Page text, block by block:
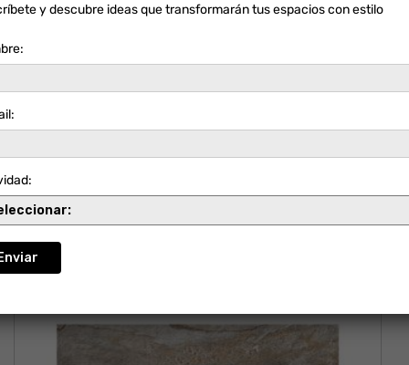
y descubre ideas que transformarán tus espacios con estilo